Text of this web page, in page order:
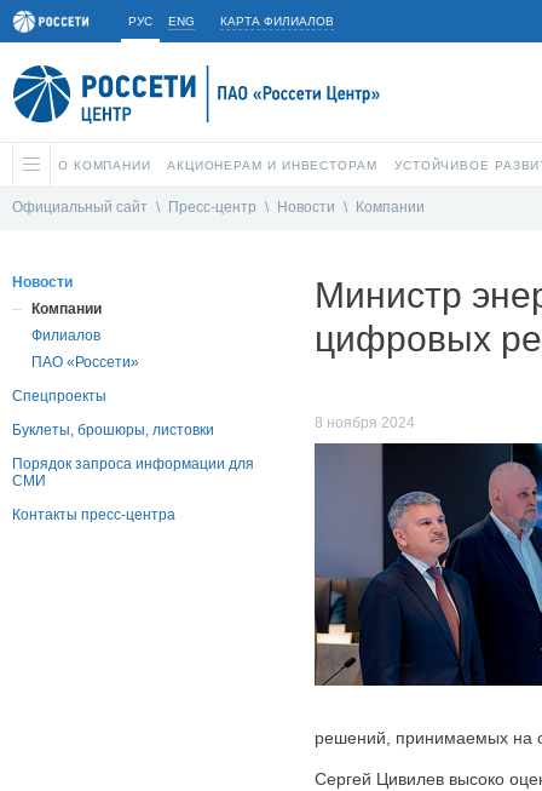
РУС ENG КАРТА ФИЛИАЛОВ
О КОМПАНИИ АКЦИОНЕРАМ И ИНВЕСТОРАМ УСТОЙЧИВОЕ
Официальный сайт \ Пресс-центр \ Новости \ Компании
Новости
Компании
Филиалов
ПАО «Россети»
Спецпроекты
Буклеты, брошюры, листовки
Порядок запроса информации для
СМИ
Контакты пресс-центра
Министр
цифровых
8 ноября 2024
решений, принимаемых на
Сергей Цивилев высоко